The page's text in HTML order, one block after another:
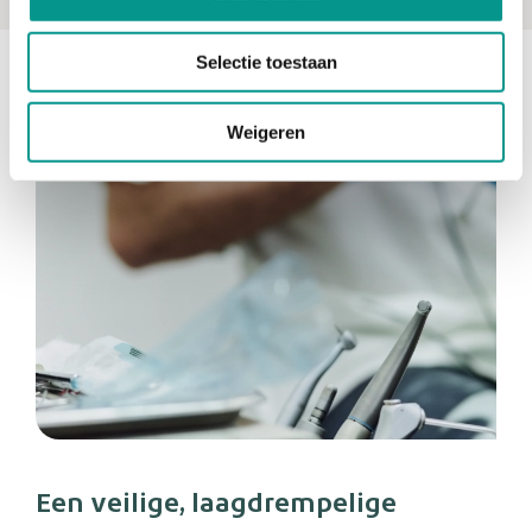
Selectie toestaan
Weigeren
Een veilige, laagdrempelige